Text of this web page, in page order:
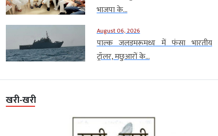
भाजपा के...
August 06, 2026
पाल्क जलडमरूमध्य में फंसा भारतीय
ट्रॉलर, मछुआरों के...
खरी-खरी